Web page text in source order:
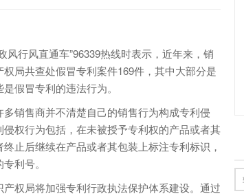
行风直通车”96339热线时表示，近年来，销
局共查处假冒专利案件169件，其中大部分是
假冒专利的违法行为。
销售商并不清楚自己的销售行为构成专利侵
权行为包括，在未被授予专利权的产品或者其
止后继续在产品或者其包装上标注专利标识，
利号。
局将加强专利行政执法保护体系建设。通过